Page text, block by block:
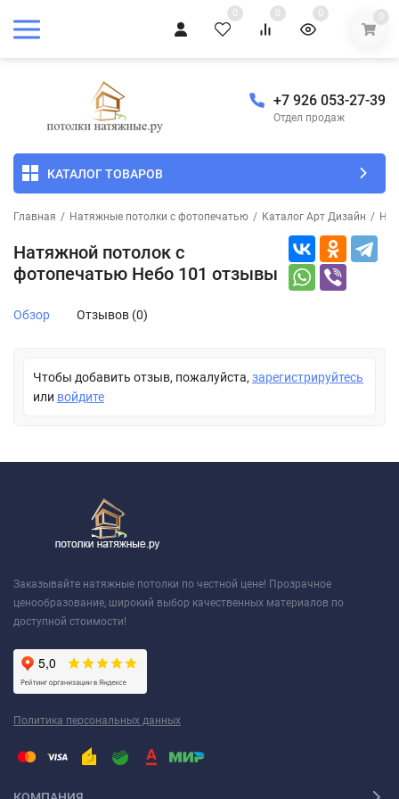
0 0 0 0
+7 926 053-27-39
Отдел продаж
КАТАЛОГ ТОВАРОВ
Главная / Натяжные потолки с фотопечатью / Каталог Арт Дизайн /
Натяжной потолок с
фотопечатью Небо 101 отзывы
Обзор Отзывов (0)
Чтобы добавить отзыв, пожалуйста, зарегистрируйтесь
или войдите
Заказывайте натяжные потолки по честной цене! Прозрачное
ценообразование, широкий выбор качественных материалов по
доступной стоимости!
Политика персональных данных